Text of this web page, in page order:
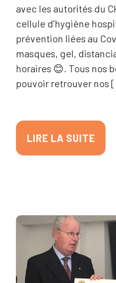
avec les autorités du
cellule d’hygiène
prévention liées au
masques, gel,
horaires 😊. Tous nos
pouvoir retrouver nos
LIRE LA SUITE